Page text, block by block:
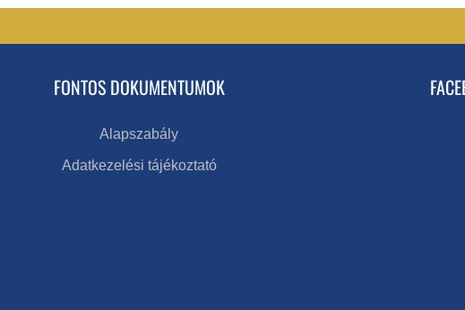
FONTOS DOKUMENTUMOK
Alapszabály
Adatkezelési tájékoztató